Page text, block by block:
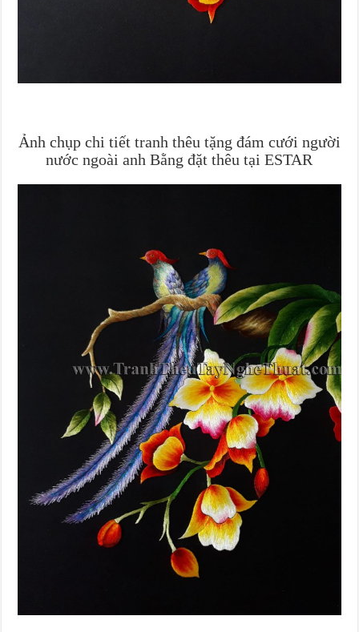
Ảnh chụp chi tiết tranh thêu tặng đám cưới người
nước ngoài anh Bằng đặt thêu tại ESTAR